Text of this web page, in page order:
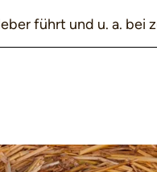
führt und u. a. bei